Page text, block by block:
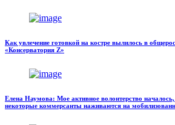
Как увлечение готовкой на костре вылилось в
«Консерватория Z»
Елена Наумова: Мое активное волонтерство
некоторые коммерсанты наживаются на